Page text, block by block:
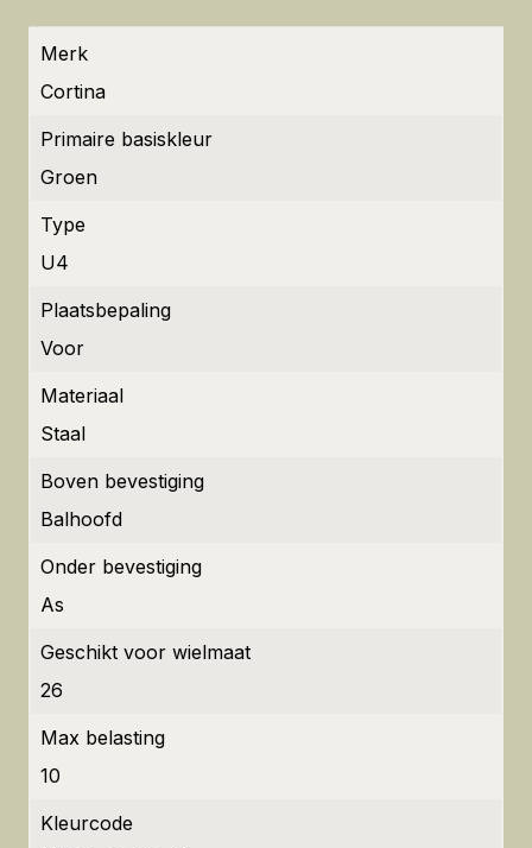
Merk
Cortina
Primaire basiskleur
Groen
Type
U4
Plaatsbepaling
Voor
Materiaal
Staal
Boven bevestiging
Balhoofd
Onder bevestiging
As
Geschikt voor wielmaat
26
Max belasting
10
Kleurcode